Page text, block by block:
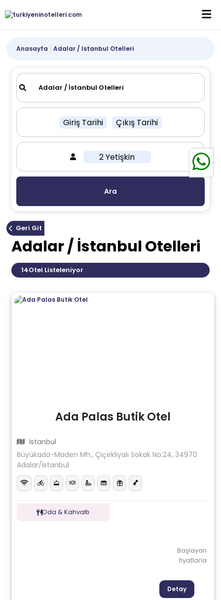
Anasayfa Adalar / Istanbul Otelleri
Giriş Tarihi Çıkış Tarihi
2 Yetişkin
Ara
Geri Git
Adalar / İstanbul Otelleri
14Otel Listeleniyor
Ada Palas Butik Otel
İstanbul
Büyükada-Maden Mh., Çiçekliyalı Sokak No:24, 34970
Adalar/İstanbul
Oda & Kahvaltı
Başlayan
fiyatlarla
Detay